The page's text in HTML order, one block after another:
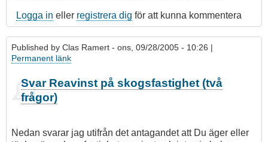
Logga in eller registrera dig för att kunna kommentera
Published by Clas Ramert - ons, 09/28/2005 - 10:26 |
Permanent länk
Som
svar
på
Reavinst
på
Svar Reavinst på skogsfastighet (två
frågor)
Nedan svarar jag utifrån det antagandet att Du äger eller